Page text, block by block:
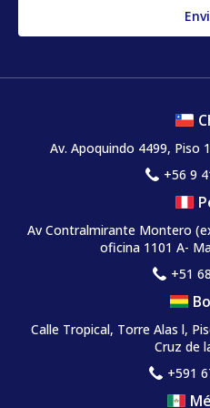
Av. Apoquindo 4499, Piso
+56 9
Av Contralmirante Montero
oficina 1101 A-
+51
Calle Tropical, Torre Alas l,
Cruz de
+591